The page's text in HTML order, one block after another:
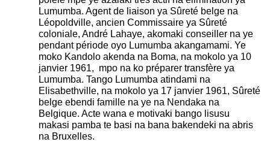
Lumumba. Agent de liaison ya Sûreté belge na
Léopoldville, ancien Commissaire ya Sûreté
coloniale, André Lahaye, akomaki conseiller na ye
pendant période oyo Lumumba akangamami. Ye
moko Kandolo akenda na Boma, na mokolo ya 10
janvier 1961, mpo na ko préparer transfère ya
Lumumba. Tango Lumumba atindami na
Elisabethville, na mokolo ya 17 janvier 1961, Sûreté
belge ebendi famille na ye na Nendaka na
Belgique. Acte wana e motivaki bango lisusu
makasi pamba te basi na bana bakendeki na abris
na Bruxelles.